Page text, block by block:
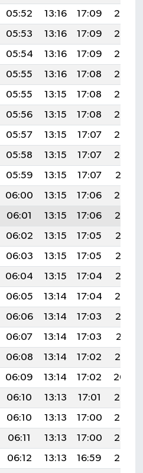
05:52 13:16 17:09
20:30
05:53 13:16 17:09
20:29
05:54 13:16 17:09
20:28
05:55 13:16 17:08
20:27
05:55 13:15 17:08
20:26
05:56 13:15 17:08
20:25
05:57 13:15 17:07
20:23
05:58 13:15 17:07
20:22
05:59 13:15 17:07
20:21
06:00 13:15 17:06
20:20
06:01 13:15 17:06
20:19
06:02 13:15 17:05
20:18
06:03 13:15 17:05
20:17
06:04 13:15 17:04
20:15
06:05 13:14 17:04
20:14
06:06 13:14 17:03
20:13
06:07 13:14 17:03
20:11
06:08 13:14 17:02
20:10
06:09 13:14 17:02
20:09
06:10 13:13 17:01
20:07
06:10 13:13 17:00
20:06
06:11 13:13 17:00
20:05
06:12 13:13 16:59
20:03